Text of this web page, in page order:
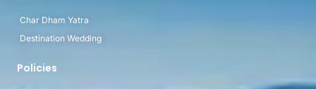
Char Dham Yatra
Destination Wedding
Policies